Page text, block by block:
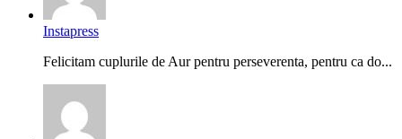
Instapress
Felicitam cuplurile de Aur pentru perseverenta, pentru ca do...